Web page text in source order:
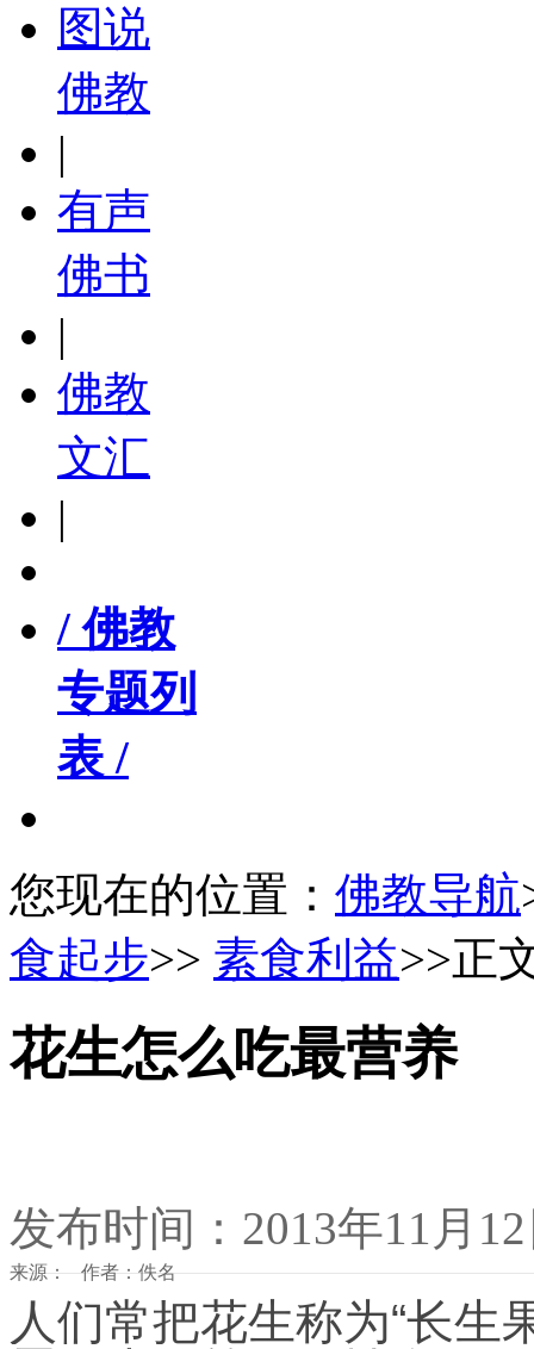
图说
佛教
|
有声
佛书
|
佛教
文汇
|
/ 佛教
专题列
表 /
您现在的位置： 佛教导航
食起步>> 素食利益>>正
花生怎么吃最营养
发布时间：2013年11月
来源： 作者：佚名
人们常把花生称为“长生